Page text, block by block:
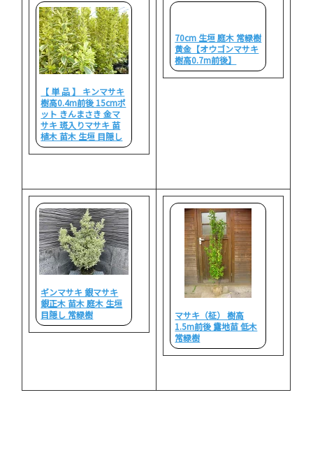
【 単 品 】 キンマサキ
樹高0.4m前後 15cmポ
ット きんまさき 金マ
サキ 斑入りマサキ 苗
植木 苗木 生垣 目隠し
70cm 生垣 庭木 常緑樹
黄金【オウゴンマサキ
樹高0.7m前後】
ギンマサキ 銀マサキ
銀正木 苗木 庭木 生垣
目隠し 常緑樹
マサキ（柾） 樹高
1.5m前後 露地苗 低木
常緑樹